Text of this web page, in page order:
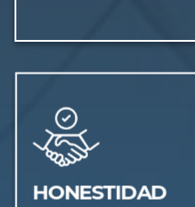
HONESTIDAD